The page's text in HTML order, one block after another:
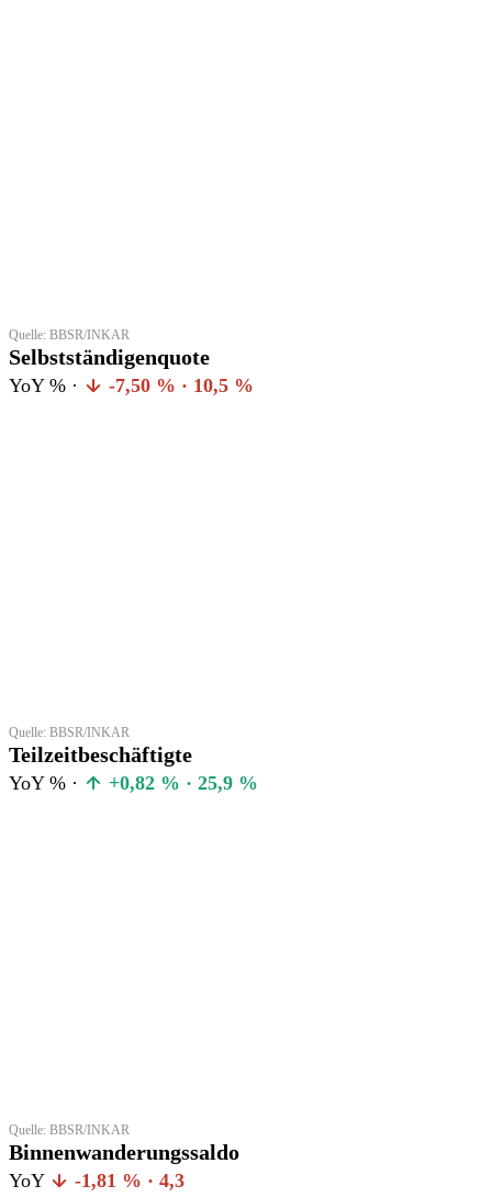
Quelle: BBSR/INKAR
Selbstständigenquote
YoY % · -7,50 % · 10,5 %
Quelle: BBSR/INKAR
Teilzeitbeschäftigte
YoY % · +0,82 % · 25,9 %
Quelle: BBSR/INKAR
Binnenwanderungssaldo
YoY -1,81 % · 4,3